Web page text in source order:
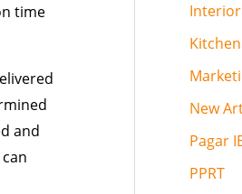
time
and
Interior
New
Pagar
PPRT